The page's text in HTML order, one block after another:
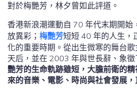
對於梅艷芳，林夕曾如此評道。
香港新浪潮運動自 70 年代末期開始
放異彩； 梅艷芳短短 40 年的人生，
化的重要時期。從出生微寒的舞台
天后，並在 2003 年與世長辭、象徵
艷芳的生命軌跡雖短，大膽前衛的
來的音樂、電影、時尚與社會發展，